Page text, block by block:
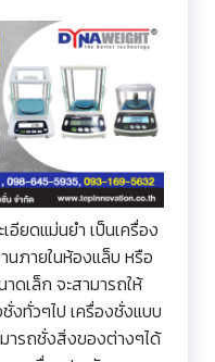
อียดแม่นยำ เป็นเครื่อง
ภายในห้องแล็บ หรือ
ดเล็ก จะสามารถให้
งทั่วๆไป เครื่องชั่งแบบ
ารถชั่งสิ่งของต่างๆได้